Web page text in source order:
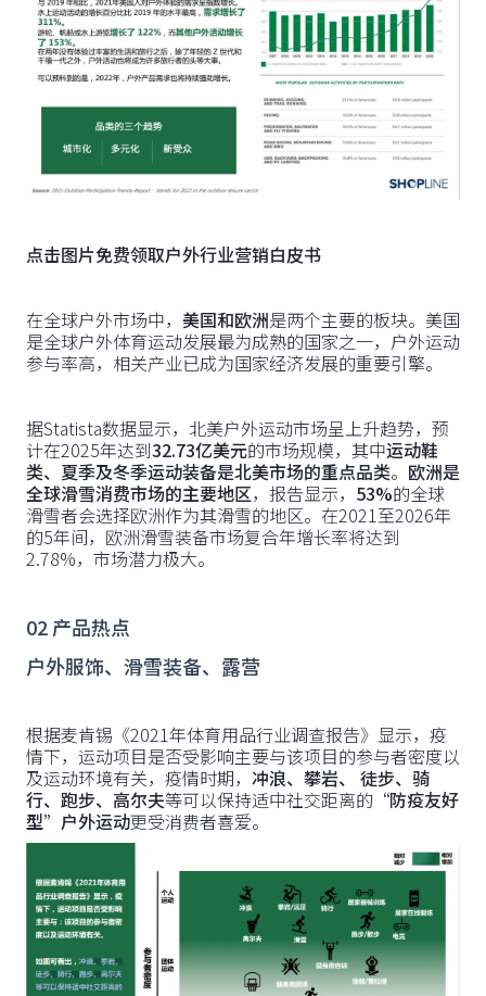
点击图片免费领取户外行业营销白皮书
在全球户外市场中， 美国和欧洲是两个主要的板块。美国
是全球户外体育运动发展最为成熟的国家之一，户外运动
参与率高，相关产业已成为国家经济发展的重要引擎。
据Statista数据显示，北美户外运动市场呈上升趋势，预
计在2025年达到32.73亿美元的市场规模，其中运动鞋
类、夏季及冬季运动装备是北美市场的重点品类。 欧洲是
全球滑雪消费市场的主要地区，报告显示， 53%的全球
滑雪者会选择欧洲作为其滑雪的地区。在2021至2026年
的5年间，欧洲滑雪装备市场复合年增长率将达到
2.78%，市场潜力极大。
02 产品热点
户外服饰、滑雪装备、露营
根据麦肯锡《2021年体育用品行业调查报告》显示，疫
情下，运动项目是否受影响主要与该项目的参与者密度以
及运动环境有关，疫情时期， 冲浪、攀岩、 徒步、骑
行、跑步、高尔夫等可以保持适中社交距离的 “防疫友好
型”户外运动更受消费者喜爱。